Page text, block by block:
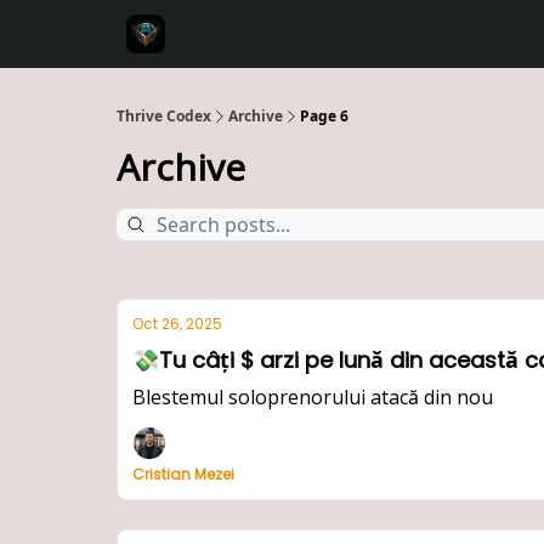
Thrive Codex Archive Page 6
Archive
Oct 26, 2025
💸Tu câți $ arzi pe lună din această
Blestemul soloprenorului atacă din nou
Cristian Mezei